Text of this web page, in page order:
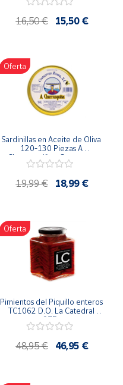
16,50 € 15,50 €
Oferta
Sardinillas en Aceite de Oliva
120-130 Piezas A
Churrusquiña - Conservas
Gallegas Premium
19,99 € 18,99 €
Oferta
Pimientos del Piquillo enteros
TC1062 D.O. La Catedral
975g
48,95 € 46,95 €